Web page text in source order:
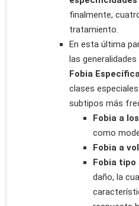
finalmente,
tratamiento.
En esta última
las generalidades
Fobia
clases
subtipos más
Fobia a
como
Fobia a
Fobia tipo
daño, la